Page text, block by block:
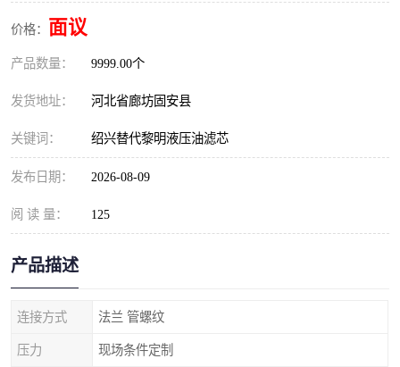
价格： 面议
产品数量： 9999.00个
发货地址： 河北省廊坊固安县
关键词： 绍兴替代黎明液压油滤芯
发布日期： 2026-08-09
阅 读 量： 125
产品描述
连接方式 法兰 管螺纹
压力 现场条件定制